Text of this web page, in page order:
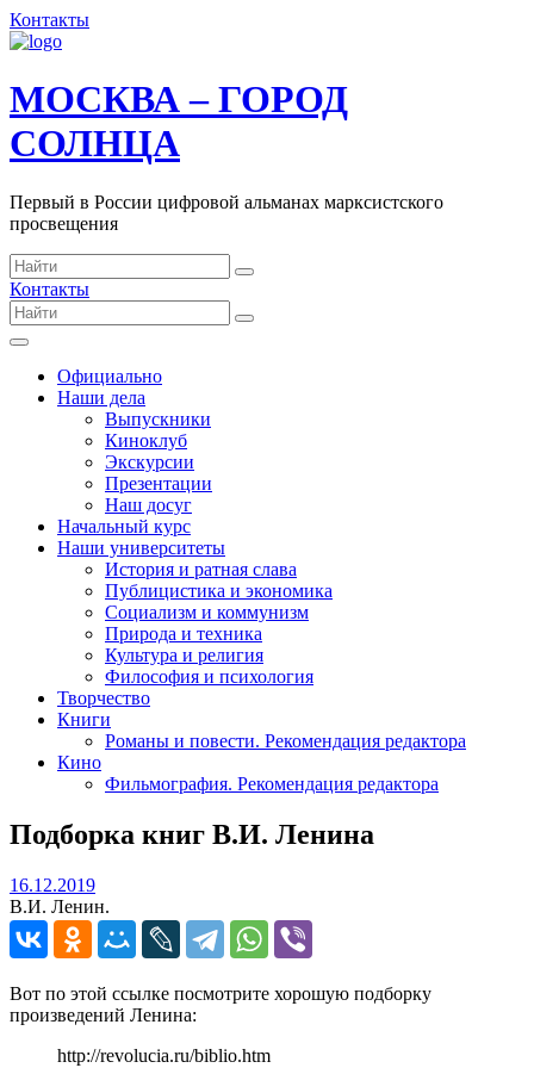
Контакты
МОСКВА – ГОРОД
СОЛНЦА
Первый в России цифровой альманах марксистского
просвещения
Контакты
Официально
Наши дела
Выпускники
Киноклуб
Экскурсии
Презентации
Наш досуг
Начальный курс
Наши университеты
История и ратная слава
Публицистика и экономика
Социализм и коммунизм
Природа и техника
Культура и религия
Философия и психология
Творчество
Книги
Романы и повести. Рекомендация редактора
Кино
Фильмография. Рекомендация редактора
Подборка книг В.И. Ленина
16.12.201916.12.2019
В.И. Ленин.
Вот по этой ссылке посмотрите хорошую подборку
произведений Ленина:
http://revolucia.ru/biblio.htm